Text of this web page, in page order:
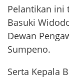
Pelantikan ini
Basuki
Dewan
Sumpeno.
Serta Kepala